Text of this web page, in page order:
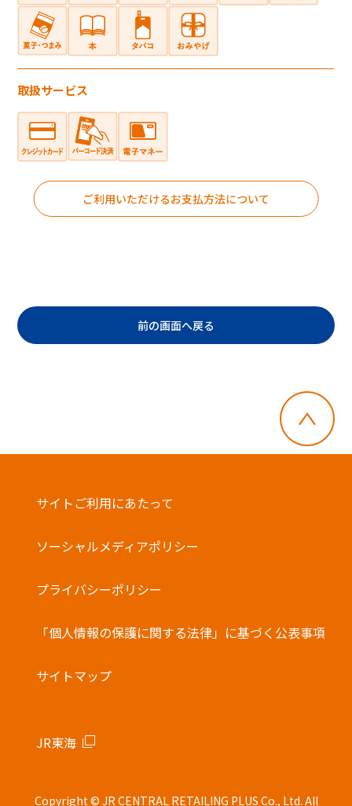
取扱サービス
ご利用いただけるお支払方法について
前の画面へ戻る
かご利用いただけません。
電子マネー
バーコード決済
サイトご利用にあたって
ソーシャルメディアポリシー
プライバシーポリシー
「個人情報の保護に関する法律」に基づく公表事項
サイトマップ
JR東海
Copyright © JR CENTRAL RETAILING PLUS Co., Ltd. All